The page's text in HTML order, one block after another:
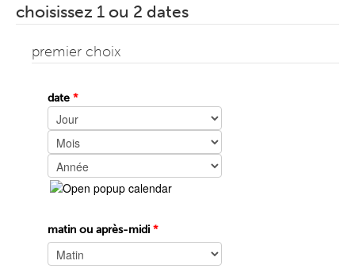
choisissez 1 ou 2 dates
premier choix
date *
Jour
Mois
Année
matin ou après-midi *